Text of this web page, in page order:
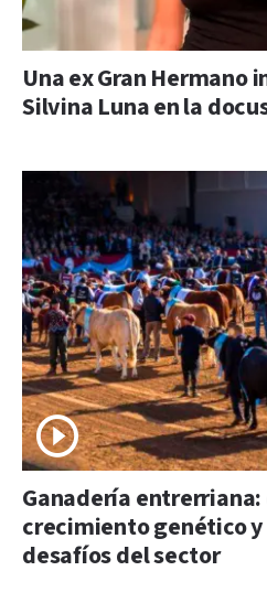
Una ex Gran Hermano
Silvina Luna en la
Ganadería
crecimiento genético
desafíos del sector